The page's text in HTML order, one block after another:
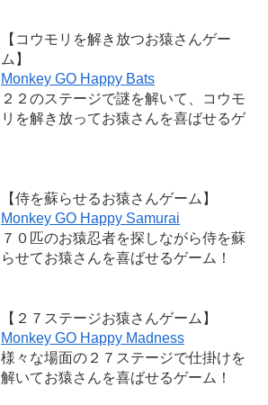
【コウモリを解き放つお猿さんゲー
ム】
Monkey GO Happy Bats
２２のステージで謎を解いて、コウモ
リを解き放ってお猿さんを喜ばせるゲ
【侍を蘇らせるお猿さんゲーム】
Monkey GO Happy Samurai
７０匹のお猿忍者を探しながら侍を蘇
らせてお猿さんを喜ばせるゲーム！
【２７ステージお猿さんゲーム】
Monkey GO Happy Madness
様々な場面の２７ステージで仕掛けを
解いてお猿さんを喜ばせるゲーム！